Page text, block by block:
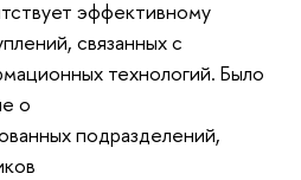
эффективному
связанных с
технологий. Было
о
подразделений,